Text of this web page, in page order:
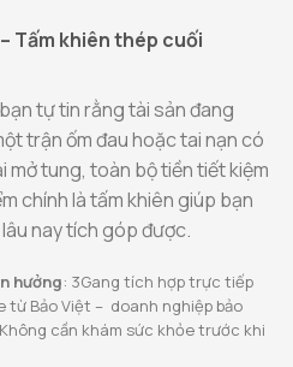
Tấm khiên thép cuối
tự tin rằng tài sản đang
trận ốm đau hoặc tai nạn có
mở tung, toàn bộ tiền tiết kiệm
chính là tấm khiên giúp bạn
nay tích góp được.
hưởng: 3Gang tích hợp trực tiếp
từ Bảo Việt – doanh nghiệp bảo
cần khám sức khỏe trước khi